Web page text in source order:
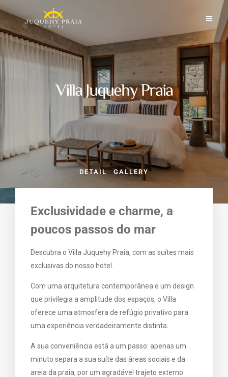
Villa Juquehy Praia
DETAIL GALLERY
Exclusividade e charme, a
poucos passos do mar
Descubra o Villa Juquehy Praia, com as suítes mais
exclusivas do nosso hotel.
Com uma arquitetura contemporânea e um design
que privilegia a amplitude dos espaços, o Villa
oferece uma atmosfera de refúgio privativo para
uma experiência verdadeiramente distinta.
A sua conveniência está a um passo: apenas um
minuto separa a sua suíte das áreas sociais e da
areia da praia, por um agradável trajeto externo.